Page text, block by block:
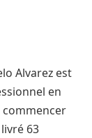
Alvarez est
en
commencer
63